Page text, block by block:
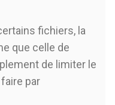
fichiers, la
que celle de
de limiter le
par